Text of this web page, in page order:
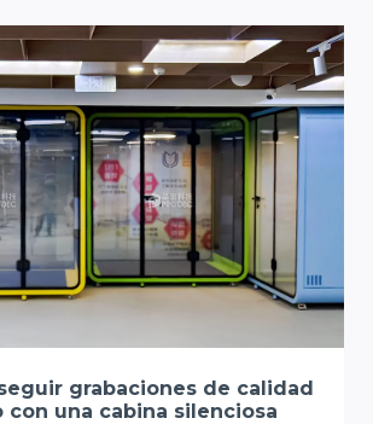
grabaciones de calidad
con una cabina silenciosa